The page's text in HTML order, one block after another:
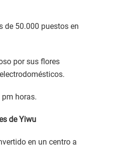
de 50.000 puestos en
por sus flores
pm horas.
de Yiwu
en un centro a